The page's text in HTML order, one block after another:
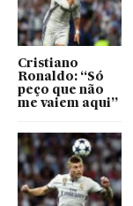
Cristiano
Ronaldo: “Só
peço que não
me vaiem aqui”